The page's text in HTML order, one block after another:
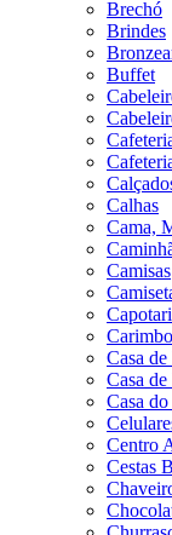
Brechó
Brindes
Buffet
Calhas
Cama,
Camisas
Casa
Casa
Casa
Centro
Cestas